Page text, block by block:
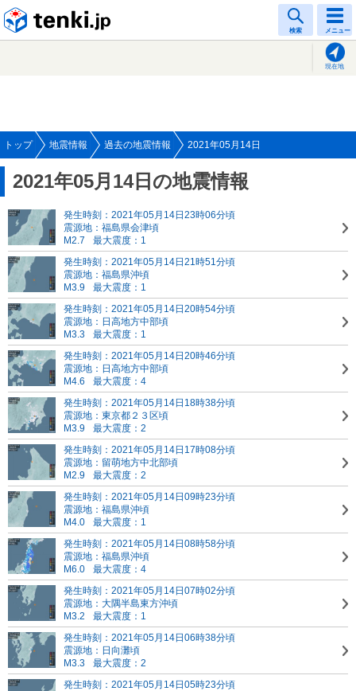
検索 メニュー
現在地
トップ 地震情報 過去の地震情報 2021年05月14日
2021年05月14日の地震情報
発生時刻：2021年05月14日23時06分頃
震源地：福島県会津頃
M2.7
最大震度：1
発生時刻：2021年05月14日21時51分頃
震源地：福島県沖頃
M3.9
最大震度：1
発生時刻：2021年05月14日20時54分頃
震源地：日高地方中部頃
M3.3
最大震度：1
発生時刻：2021年05月14日20時46分頃
震源地：日高地方中部頃
M4.6
最大震度：4
発生時刻：2021年05月14日18時38分頃
震源地：東京都２３区頃
M3.9
最大震度：2
発生時刻：2021年05月14日17時08分頃
震源地：留萌地方中北部頃
M2.9
最大震度：2
発生時刻：2021年05月14日09時23分頃
震源地：福島県沖頃
M4.0
最大震度：1
発生時刻：2021年05月14日08時58分頃
震源地：福島県沖頃
M6.0
最大震度：4
発生時刻：2021年05月14日07時02分頃
震源地：大隅半島東方沖頃
M3.2
最大震度：1
発生時刻：2021年05月14日06時38分頃
震源地：日向灘頃
M3.3
最大震度：2
発生時刻：2021年05月14日05時23分頃